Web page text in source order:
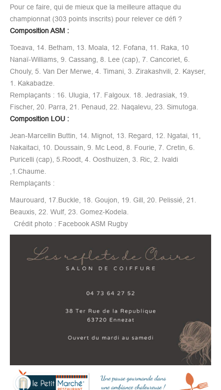
Pour ce faire, qui de mieux que la meilleure attaque du
championnat (303 points inscrits) pour relever ce défi ?
Composition ASM :
Toeava, 14. Betham, 13. Moala, 12. Fofana, 11. Raka, 10
Nanaï-Williams, 9. Cassang, 8. Lee (cap), 7. Cancoriet, 6.
Chouly, 5. Van Der Merwe, 4. Timani, 3. Zirakashvili, 2. Kayser,
1. Kakabadze.
Remplaçants : 16. Ulugia, 17. Falgoux. 18. Jedrasiak, 19.
Fischer, 20. Parra, 21. Penaud, 22. Naqalevu, 23. Simutoga.
Composition LOU :
Jean-Marcellin Buttin, 14. Mignot, 13. Regard, 12. Ngatai, 11,
Nakaitaci, 10. Doussain, 9. Mc Leod, 8. Fourie, 7. Cretin, 6.
Puricelli (cap), 5.Roodt, 4. Oosthuizen, 3. Ric, 2. Ivaldi
,1.Chaume.
Remplaçants :
Maurouard, 17.Buckle, 18. Goujon, 19. Gill, 20. Pelissié, 21.
Beauxis, 22. Wulf, 23. Gomez-Kodela.
Crédit photo : Facebook ASM Rugby